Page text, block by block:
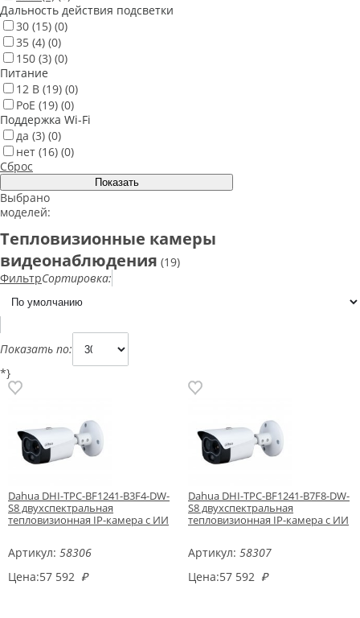
Дальность действия подсветки
30 (15) (0)
35 (4) (0)
150 (3) (0)
Питание
12 В (19) (0)
PoE (19) (0)
Поддержка Wi-Fi
да (3) (0)
нет (16) (0)
Сброс
Выбрано
моделей:
Тепловизионные камеры
видеонаблюдения (19)
ФильтрСортировка:
Показать по:
*}
Dahua DHI-TPC-BF1241-B3F4-DW-
S8 двухспектральная
тепловизионная IP-камера с ИИ
Артикул: 58306
Цена:57 592 ₽
Dahua DHI-TPC-BF1241-B7F8-DW-
S8 двухспектральная
тепловизионная IP-камера с ИИ
Артикул: 58307
Цена:57 592 ₽